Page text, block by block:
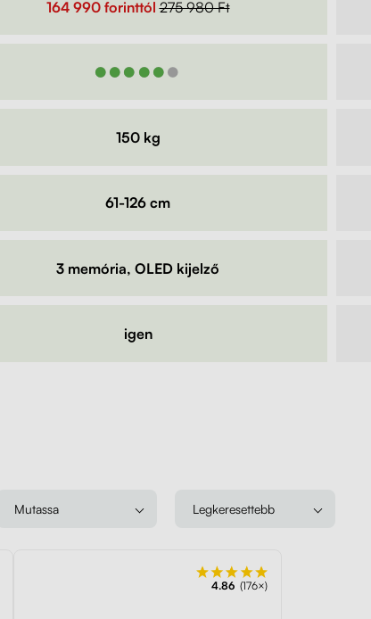
164 990 forinttól 275 980 Ft
●●●●●●
150 kg
61-126 cm
3 memória, OLED kijelző
igen
Legkeresettebb
Mutassa
4.86 (176×)